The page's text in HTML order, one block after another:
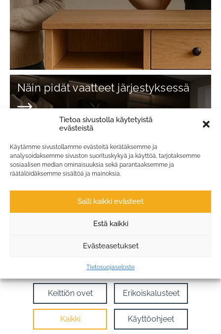
Tietoa sivustolla käytetyistä
evästeistä
Käytämme sivustollamme evästeitä kerätäksemme ja
analysoidaksemme sivuston suorituskykyä ja käyttöä, tarjotaksemme
sosiaalisen median ominaisuuksia sekä parantaaksemme ja
räätälöidäksemme sisältöä ja mainoksia.
Salli kaikki evästeet
Estä kaikki
Evästeasetukset
Tietosuojaseloste
Näin pidät vaatteet järjestyksessä
Keittiön ovet Erikoiskalusteet
Kaikki Käyttöohjeet